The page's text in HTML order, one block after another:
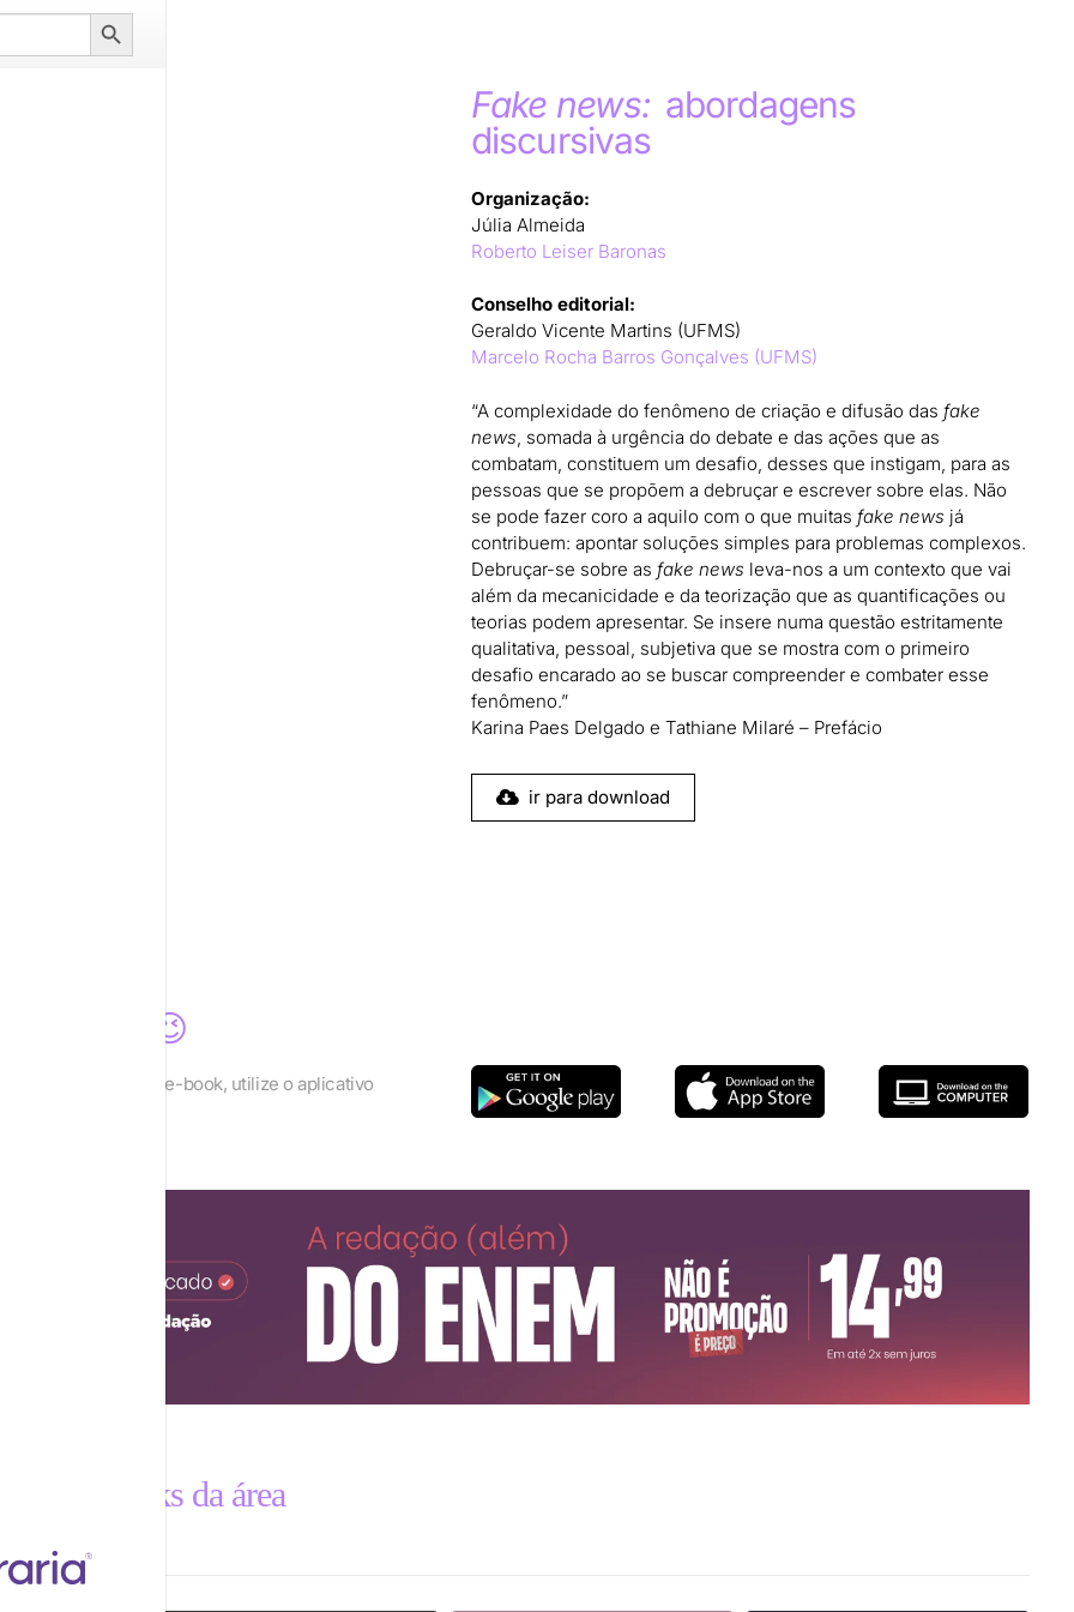
Search
Button
Fake news: abordagens
discursivas
Organização:
Júlia Almeida
Roberto Leiser Baronas
Conselho editorial:
Geraldo Vicente Martins (UFMS)
Marcelo Rocha Barros Gonçalves (UFMS)
“A complexidade do fenômeno de criação e difusão das fake
news , somada à urgência do debate e das ações que as
combatam, constituem um desafio, desses que instigam, para as
pessoas que se propõem a debruçar e escrever sobre elas. Não
se pode fazer coro a aquilo com o que muitas fake news já
contribuem: apontar soluções simples para problemas complexos.
Debruçar-se sobre as fake news leva-nos a um contexto que vai
além da mecanicidade e da teorização que as quantificações ou
teorias podem apresentar. Se insere numa questão estritamente
qualitativa, pessoal, subjetiva que se mostra com o primeiro
desafio encarado ao se buscar compreender e combater esse
fenômeno.”
Karina Paes Delgado e Tathiane Milaré – Prefácio
ir para download
para você 😉
os recursos do e-book, utilize o aplicativo
e-books da área